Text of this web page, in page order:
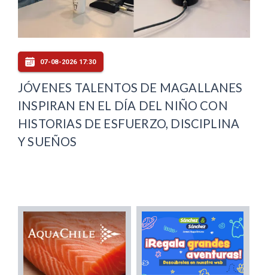
07-08-2026 17:30
JÓVENES TALENTOS DE MAGALLANES
INSPIRAN EN EL DÍA DEL NIÑO CON
HISTORIAS DE ESFUERZO, DISCIPLINA
Y SUEÑOS